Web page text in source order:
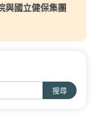
與國立健保集團
搜尋